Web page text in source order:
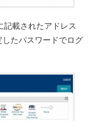
記載されたアドレス
たパスワードでログ